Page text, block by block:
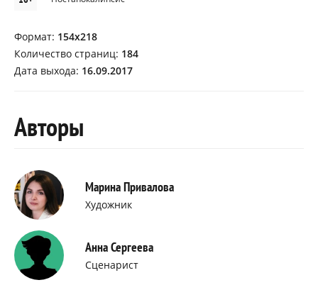
Формат: 154x218
Количество страниц: 184
Дата выхода: 16.09.2017
Авторы
Марина Привалова
Художник
Анна Сергеева
Сценарист